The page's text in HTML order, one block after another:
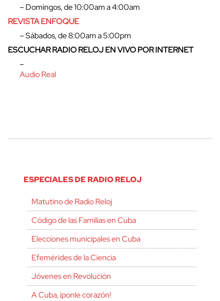
– Domingos, de 10:00am a 4:00am
REVISTA ENFOQUE
– Sábados, de 8:00am a 5:00pm
ESCUCHAR RADIO RELOJ EN VIVO POR INTERNET
–
Audio Real
ESPECIALES DE RADIO RELOJ
Matutino de Radio Reloj
Código de las Familias en Cuba
Elecciones municipales en Cuba
Efemérides de la Ciencia
Jóvenes en Revolución
A Cuba, ¡ponle corazón!